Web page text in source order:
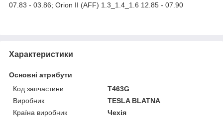
07.83 - 03.86; Orion II (AFF) 1.3_1.4_1.6 12.85 - 07.90
Характеристики
Основні атрибути
Код запчастини
T463G
Виробник
TESLA BLATNA
Країна виробник
Чехія